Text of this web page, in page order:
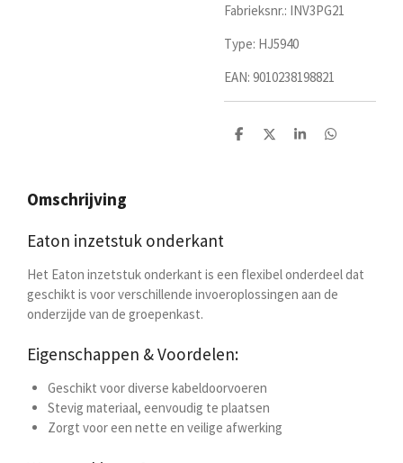
Fabrieksnr.: INV3PG21
Type: HJ5940
EAN: 9010238198821
D
D
S
D
Omschrijving
Eaton inzetstuk onderkant
Het Eaton inzetstuk onderkant is een flexibel onderdeel dat
geschikt is voor verschillende invoeroplossingen aan de
onderzijde van de groepenkast.
Eigenschappen & Voordelen:
Geschikt voor diverse kabeldoorvoeren
Stevig materiaal, eenvoudig te plaatsen
Zorgt voor een nette en veilige afwerking